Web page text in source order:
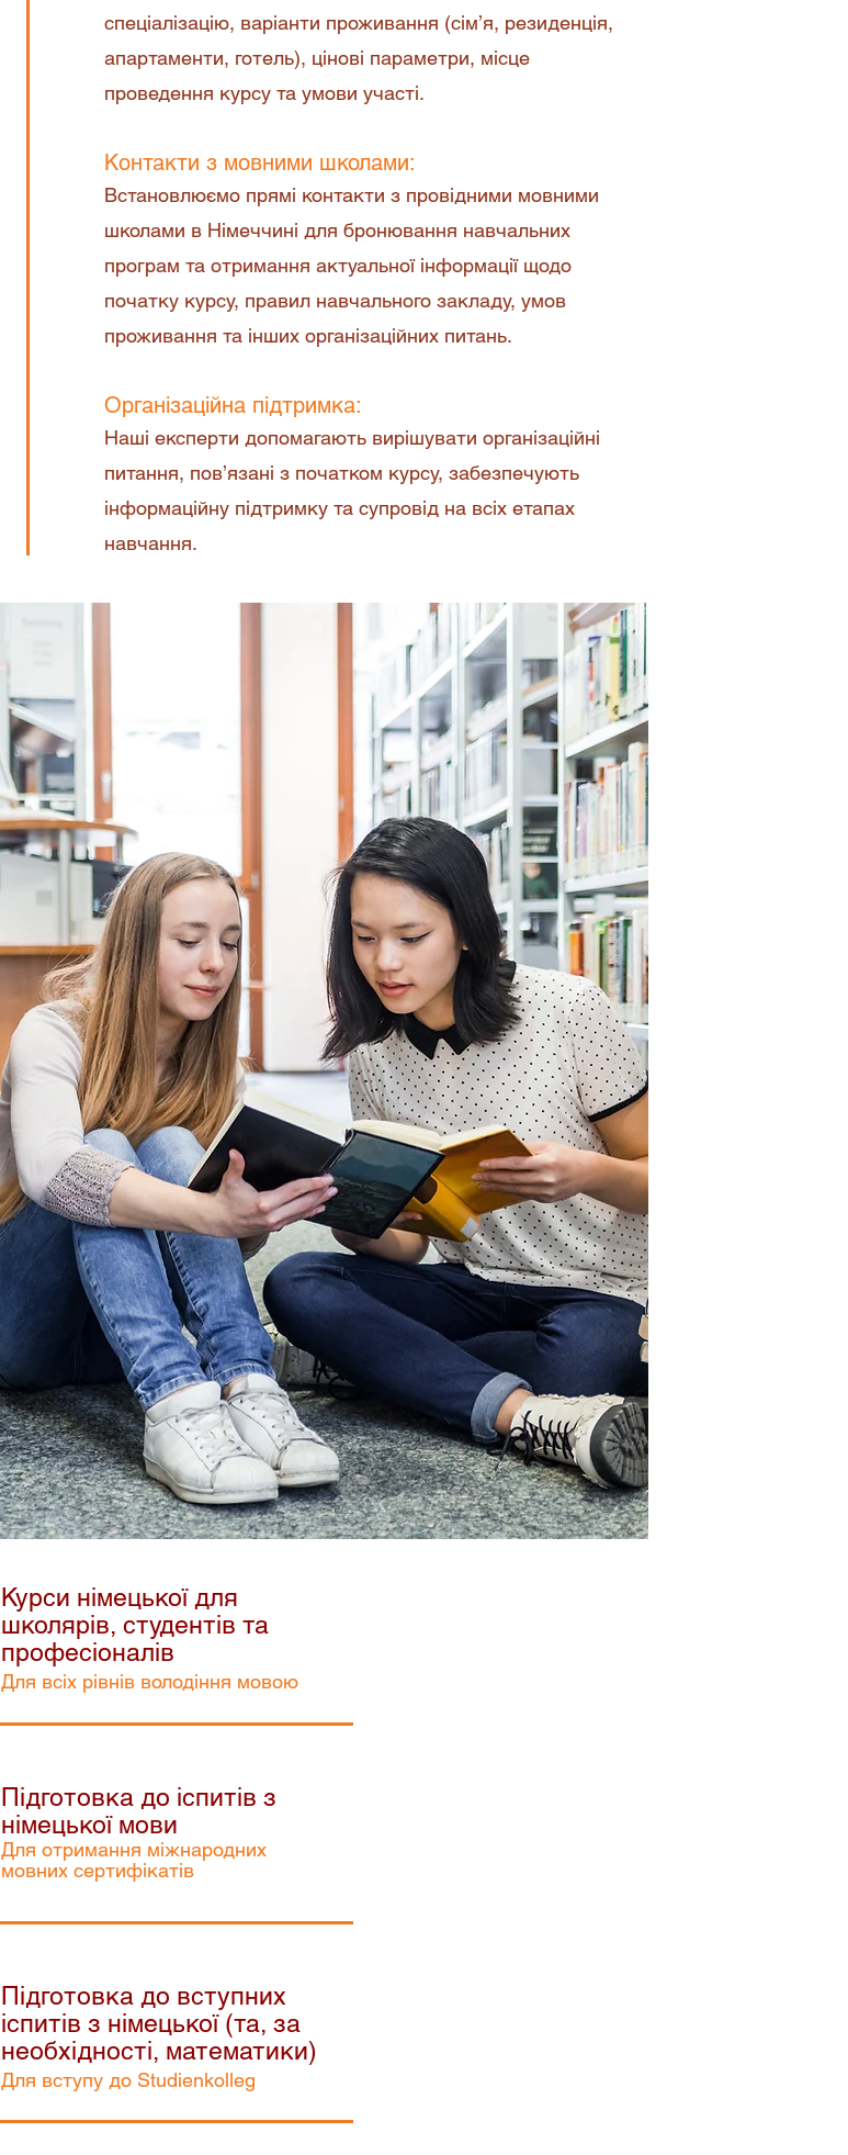
спеціалізацію, варіанти проживання (сім’я, резиденція,
апартаменти, готель), цінові параметри, місце
проведення курсу та умови участі.
Контакти з мовними школами:
Встановлюємо прямі контакти з провідними мовними
школами в Німеччині для бронювання навчальних
програм та отримання актуальної інформації щодо
початку курсу, правил навчального закладу, умов
проживання та інших організаційних питань.
Організаційна підтримка:
Наші експерти допомагають вирішувати організаційні
питання, пов’язані з початком курсу, забезпечують
інформаційну підтримку та супровід на всіх етапах
навчання.
Курси німецької для
школярів, студентів та
професіоналів
Для всіх рівнів володіння мовою
Підготовка до іспитів з
німецької мови
Для отримання міжнародних
мовних сертифікатів
Підготовка до вступних
іспитів з німецької (та, за
необхідності, математики)
Для вступу до Studienkolleg